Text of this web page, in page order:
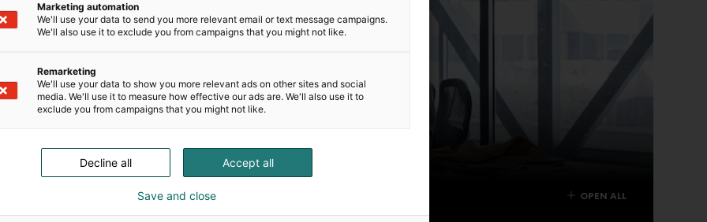
OPEN ALL
Marketing automation
We'll use your data to send you more relevant email or text message campaigns.
We'll also use it to exclude you from campaigns that you might not like.
Remarketing
We'll use your data to show you more relevant ads on other sites and social
media. We'll use it to measure how effective our ads are. We'll also use it to
exclude you from campaigns that you might not like.
Accept all
Decline all
Save and close